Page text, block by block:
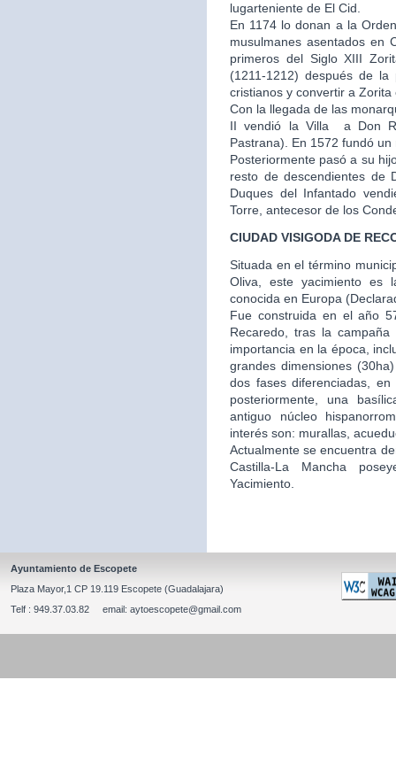
lugarteniente de El Cid.
En 1174 lo donan a la
musulmanes asentados en
primeros del Siglo XIII
(1211-1212) después de
cristianos y convertir a
Con la llegada de las
II vendió la Villa a Don
Pastrana). En 1572 fundó
Posteriormente pasó a su
resto de descendientes de
Duques del Infantado
Torre, antecesor de los
CIUDAD VISIGODA DE
Situada en el término
Oliva, este yacimiento es
conocida en Europa
Fue construida en el año
Recaredo, tras la
importancia en la época,
grandes dimensiones
dos fases diferenciadas,
posteriormente, una
antiguo núcleo
interés son: murallas,
Actualmente se encuentra
Castilla-La Mancha
Yacimiento.
Ayuntamiento de Escopete
Plaza Mayor,1 CP 19.119 Escopete (Guadalajara)
Telf : 949.37.03.82 email: aytoescopete@gmail.com